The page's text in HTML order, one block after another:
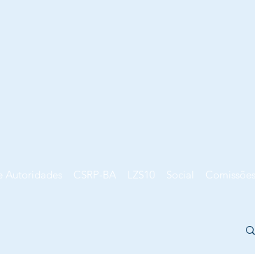
Autoridades CSRP-BA LZS10 Social Comissões